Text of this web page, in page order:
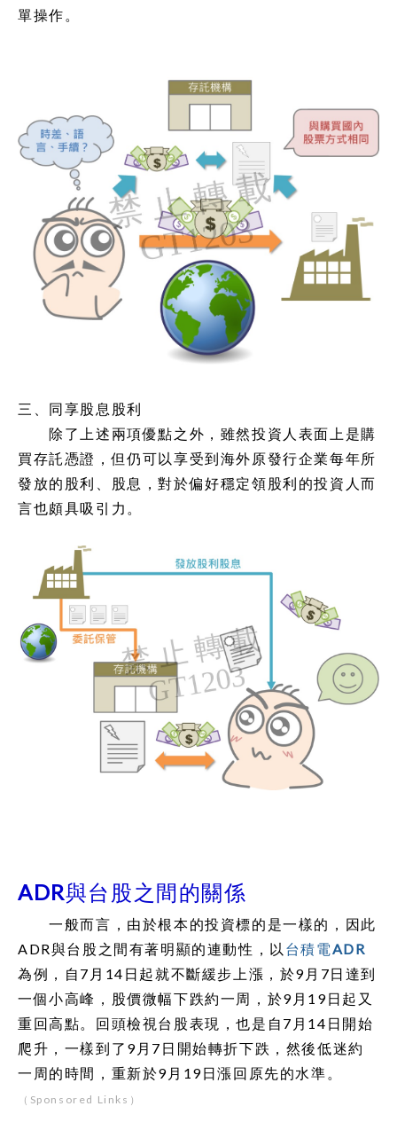
單操作。
三、同享股息股利
除了上述兩項優點之外，雖然投資人表面上是購
買存託憑證，但仍可以享受到海外原發行企業每年所
發放的股利、股息，對於偏好穩定領股利的投資人而
言也頗具吸引力。
ADR與台股之間的關係
一般而言，由於根本的投資標的是一樣的，因此
ADR與台股之間有著明顯的連動性，以 台積電ADR
為例，自7月14日起就不斷緩步上漲，於9月7日達到
一個小高峰，股價微幅下跌約一周，於9月19日起又
重回高點。回頭檢視台股表現，也是自7月14日開始
爬升，一樣到了9月7日開始轉折下跌，然後低迷約
一周的時間，重新於9月19日漲回原先的水準。
（Sponsored Links）